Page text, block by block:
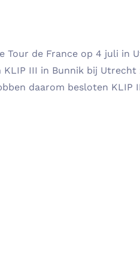
Tour de France op 4 juli in
III in Bunnik bij
daarom besloten KLIP